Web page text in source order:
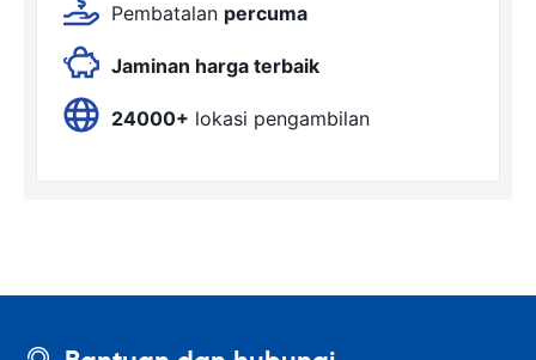
Pembatalan percuma
Jaminan harga terbaik
24000+ lokasi pengambilan